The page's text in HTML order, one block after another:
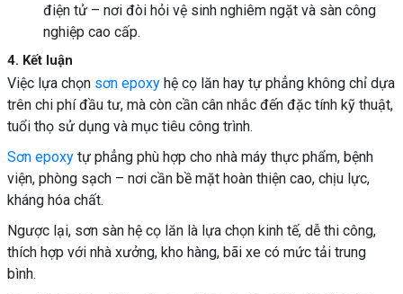
điện tử – nơi đòi hỏi vệ sinh nghiêm ngặt và sàn công
nghiệp cao cấp.
4. Kết luận
Việc lựa chọn sơn epoxy hệ cọ lăn hay tự phẳng không chỉ dựa
trên chi phí đầu tư, mà còn cần cân nhắc đến đặc tính kỹ thuật,
tuổi thọ sử dụng và mục tiêu công trình.
Sơn epoxy tự phẳng phù hợp cho nhà máy thực phẩm, bệnh
viện, phòng sạch – nơi cần bề mặt hoàn thiện cao, chịu lực,
kháng hóa chất.
Ngược lại, sơn sàn hệ cọ lăn là lựa chọn kinh tế, dễ thi công,
thích hợp với nhà xưởng, kho hàng, bãi xe có mức tải trung
bình.